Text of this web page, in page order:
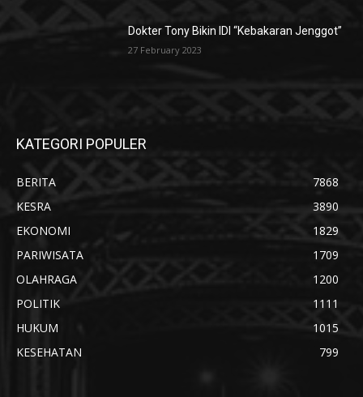
Dokter Tony Bikin IDI “Kebakaran Jenggot”
27 February 2023
KATEGORI POPULER
BERITA
7868
KESRA
3890
EKONOMI
1829
PARIWISATA
1709
OLAHRAGA
1200
POLITIK
1111
HUKUM
1015
KESEHATAN
799